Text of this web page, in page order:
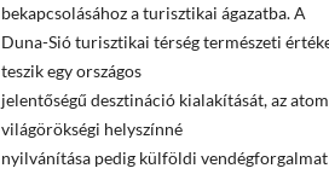
bekapcsolásához a turisztikai ágazatba. A
Duna-Sió turisztikai térség természeti
teszik egy országos
jelentőségű desztináció kialakítását, az
világörökségi helyszínné
nyilvánítása pedig külföldi